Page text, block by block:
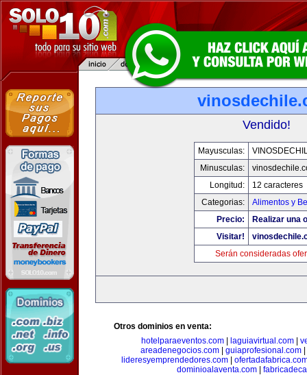
Vendido!
Mayusculas:
Minusculas:
Longitud:
12 caracteres
Categorias:
Alimentos y
Precio:
Realizar una
Visitar!
Serán consideradas
Otros dominios en venta:
hotelparaeventos.com
laguiavirtual.com
areadenegocios.com
guiaprofesional.com
lideresyemprendedores.com
dominioalaventa.com|